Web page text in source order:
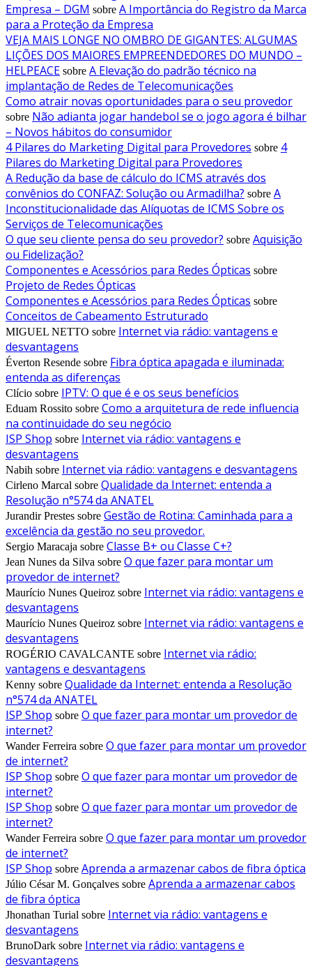
Empresa – DGM sobre A Importância do Registro da Marca
para a Proteção da Empresa
VEJA MAIS LONGE NO OMBRO DE GIGANTES: ALGUMAS
LIÇÕES DOS MAIORES EMPREENDEDORES DO MUNDO –
HELPEACE sobre A Elevação do padrão técnico na
implantação de Redes de Telecomunicações
Como atrair novas oportunidades para o seu provedor
sobre Não adianta jogar handebol se o jogo agora é bilhar
– Novos hábitos do consumidor
4 Pilares do Marketing Digital para Provedores sobre 4
Pilares do Marketing Digital para Provedores
A Redução da base de cálculo do ICMS através dos
convênios do CONFAZ: Solução ou Armadilha? sobre A
Inconstitucionalidade das Alíquotas de ICMS Sobre os
Serviços de Telecomunicações
O que seu cliente pensa do seu provedor? sobre Aquisição
ou Fidelização?
Componentes e Acessórios para Redes Ópticas sobre
Projeto de Redes Ópticas
Componentes e Acessórios para Redes Ópticas sobre
Conceitos de Cabeamento Estruturado
MIGUEL NETTO sobre Internet via rádio: vantagens e
desvantagens
Éverton Resende sobre Fibra óptica apagada e iluminada:
entenda as diferenças
Clício sobre IPTV: O que é e os seus benefícios
Eduam Rossito sobre Como a arquitetura de rede influencia
na continuidade do seu negócio
ISP Shop sobre Internet via rádio: vantagens e
desvantagens
Nabih sobre Internet via rádio: vantagens e desvantagens
Cirleno Marcal sobre Qualidade da Internet: entenda a
Resolução n°574 da ANATEL
Jurandir Prestes sobre Gestão de Rotina: Caminhada para a
excelência da gestão no seu provedor.
Sergio Maracaja sobre Classe B+ ou Classe C+?
Jean Nunes da Silva sobre O que fazer para montar um
provedor de internet?
Maurício Nunes Queiroz sobre Internet via rádio: vantagens e
desvantagens
Maurício Nunes Queiroz sobre Internet via rádio: vantagens e
desvantagens
ROGÉRIO CAVALCANTE sobre Internet via rádio:
vantagens e desvantagens
Kenny sobre Qualidade da Internet: entenda a Resolução
n°574 da ANATEL
ISP Shop sobre O que fazer para montar um provedor de
internet?
Wander Ferreira sobre O que fazer para montar um provedor
de internet?
ISP Shop sobre O que fazer para montar um provedor de
internet?
ISP Shop sobre O que fazer para montar um provedor de
internet?
Wander Ferreira sobre O que fazer para montar um provedor
de internet?
ISP Shop sobre Aprenda a armazenar cabos de fibra óptica
Júlio César M. Gonçalves sobre Aprenda a armazenar cabos
de fibra óptica
Jhonathan Turial sobre Internet via rádio: vantagens e
desvantagens
BrunoDark sobre Internet via rádio: vantagens e
desvantagens